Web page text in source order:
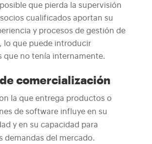
que pierda la supervisión
cualificados aportan su
y procesos de gestión de
lo que puede introducir
que no tenía internamente.
comercialización
la que entrega productos o
de software influye en su
y en su capacidad para
demandas del mercado.